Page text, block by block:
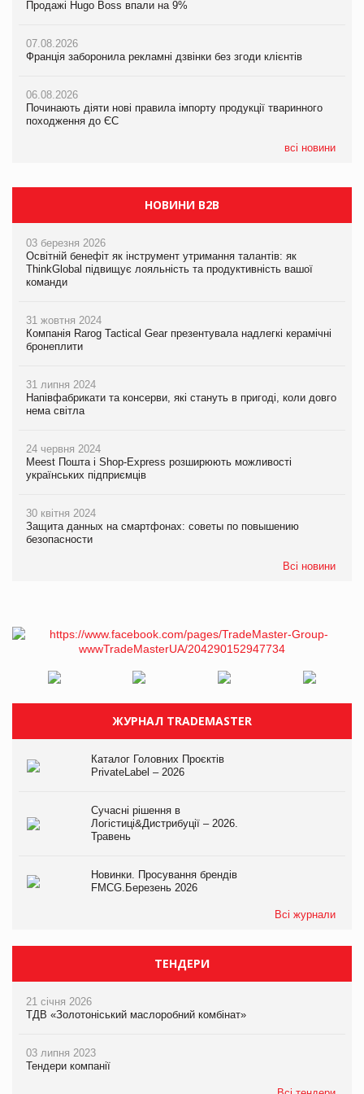
Продажі Hugo Boss впали на 9%
07.08.2026
Франція заборонила рекламні дзвінки без згоди клієнтів
06.08.2026
Починають діяти нові правила імпорту продукції тваринного
походження до ЄС
всі новини
05.08.2026
налічуватиме 374 магазини
Російська атака 5 серпня стала одним із наймасштабніших
ударів по українському бізнесу за час повномасштабної війни
Починають діяти нові правила імпорту продукції тваринного
походження до ЄС
06.08.2026
Аргентина повертається з продуктами птахівництва на
європейський ринок
НОВИНИ B2B
03 березня 2026
Освітній бенефіт як інструмент утримання талантів: як
ThinkGlobal підвищує лояльність та продуктивність вашої
команди
31 жовтня 2024
Компанія Rarog Tactical Gear презентувала надлегкі керамічні
бронеплити
31 липня 2024
Напівфабрикати та консерви, які стануть в пригоді, коли довго
нема світла
24 червня 2024
Meest Пошта і Shop-Express розширюють можливості
українських підприємців
30 квітня 2024
Защита данных на смартфонах: советы по повышению
безопасности
Всі новини
ЖУРНАЛ TRADEMASTER
Каталог Головних Проєктів
PrivateLabel – 2026
Сучасні рішення в
Логістиці&Дистрибуції – 2026.
Травень
Новинки. Просування брендів
FMCG.Березень 2026
Всі журнали
ТЕНДЕРИ
21 січня 2026
ТДВ «Золотоніський маслоробний комбінат»
03 липня 2023
Тендери компанії